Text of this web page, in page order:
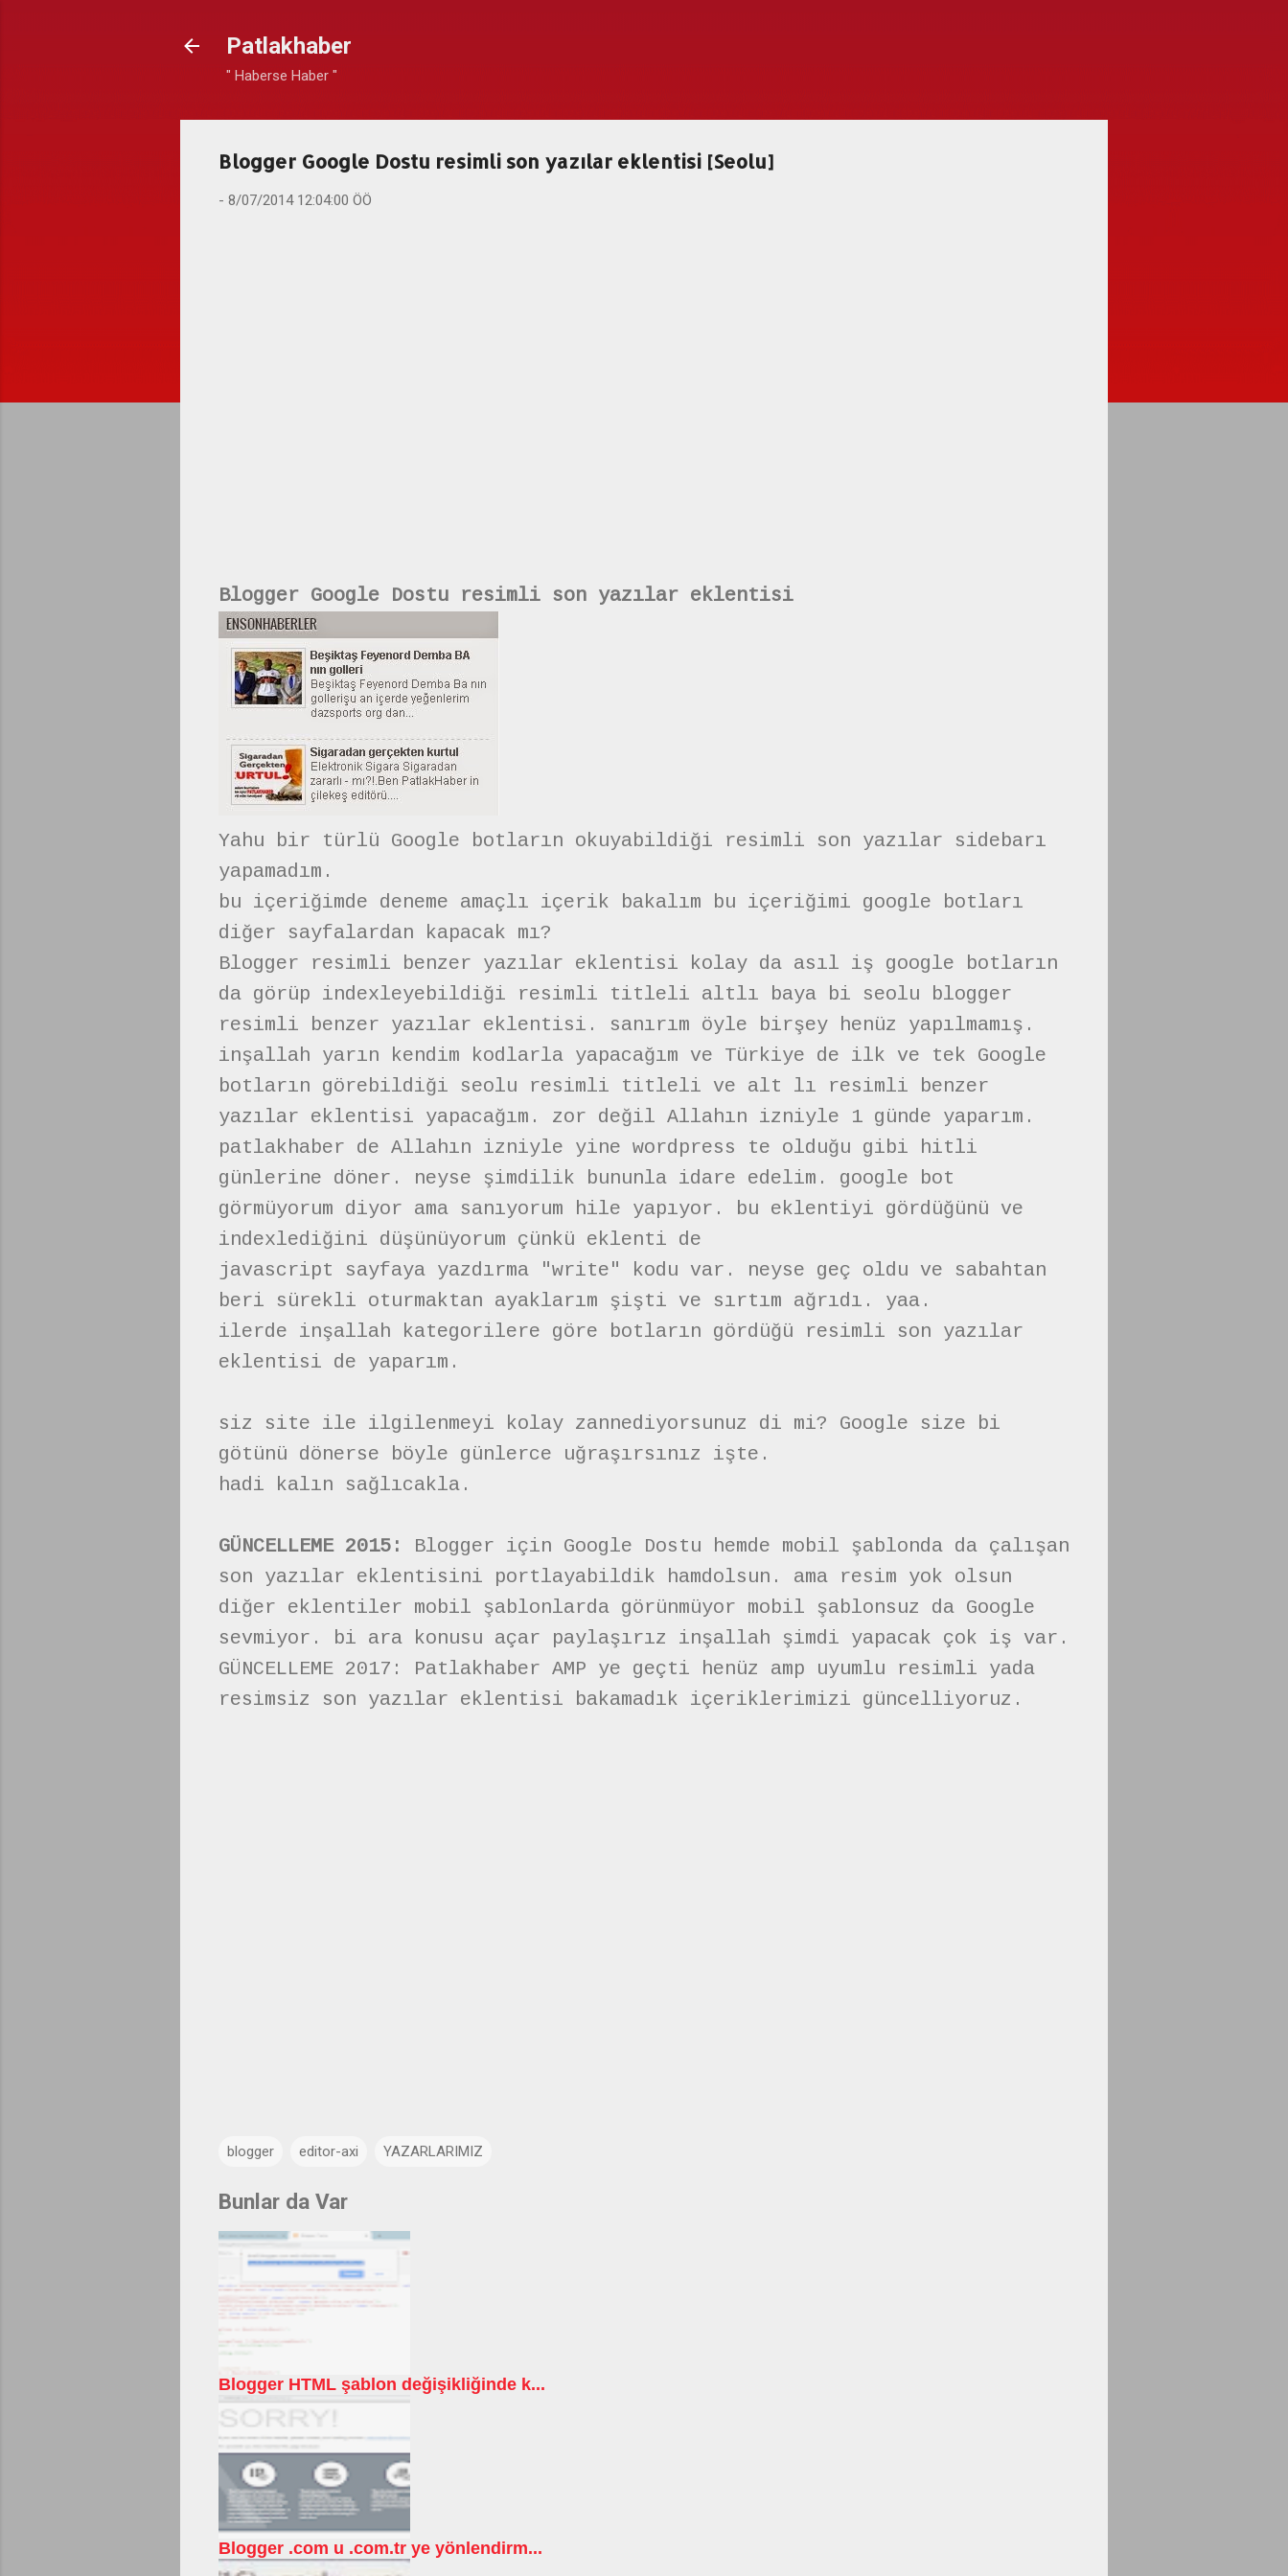
Patlakhaber
" Haberse Haber "
Blogger Google Dostu resimli son yazılar eklentisi [Seolu]
- 8/07/2014 12:04:00 ÖÖ
Blogger Google Dostu resimli son yazılar eklentisi
Yahu bir türlü Google botların okuyabildiği resimli son yazılar sidebarı
yapamadım.
bu içeriğimde deneme amaçlı içerik bakalım bu içeriğimi google botları
diğer sayfalardan kapacak mı?
Blogger resimli benzer yazılar eklentisi kolay da asıl iş google botların
da görüp indexleyebildiği resimli titleli altlı baya bi seolu blogger
resimli benzer yazılar eklentisi. sanırım öyle birşey henüz yapılmamış.
inşallah yarın kendim kodlarla yapacağım ve Türkiye de ilk ve tek Google
botların görebildiği seolu resimli titleli ve alt lı resimli benzer
yazılar eklentisi yapacağım. zor değil Allahın izniyle 1 günde yaparım.
patlakhaber de Allahın izniyle yine wordpress te olduğu gibi hitli
günlerine döner. neyse şimdilik bununla idare edelim. google bot
görmüyorum diyor ama sanıyorum hile yapıyor. bu eklentiyi gördüğünü ve
indexlediğini düşünüyorum çünkü eklenti de
javascript sayfaya yazdırma "write" kodu var. neyse geç oldu ve sabahtan
beri sürekli oturmaktan ayaklarım şişti ve sırtım ağrıdı. yaa.
ilerde inşallah kategorilere göre botların gördüğü resimli son yazılar
eklentisi de yaparım.
siz site ile ilgilenmeyi kolay zannediyorsunuz di mi? Google size bi
götünü dönerse böyle günlerce uğraşırsınız işte.
hadi kalın sağlıcakla.
GÜNCELLEME 2015:
Blogger için Google Dostu hemde mobil şablonda da çalışan
son yazılar eklentisini portlayabildik hamdolsun. ama resim yok olsun
diğer eklentiler mobil şablonlarda görünmüyor mobil şablonsuz da Google
sevmiyor. bi ara konusu açar paylaşırız inşallah şimdi yapacak çok iş var.
GÜNCELLEME 2017: Patlakhaber AMP ye geçti henüz amp uyumlu resimli yada
resimsiz son yazılar eklentisi bakamadık içeriklerimizi güncelliyoruz.
blogger editor-axi YAZARLARIMIZ
Bunlar da Var
Blogger HTML şablon değişikliğinde k...
Blogger .com u .com.tr ye yönlendirm...